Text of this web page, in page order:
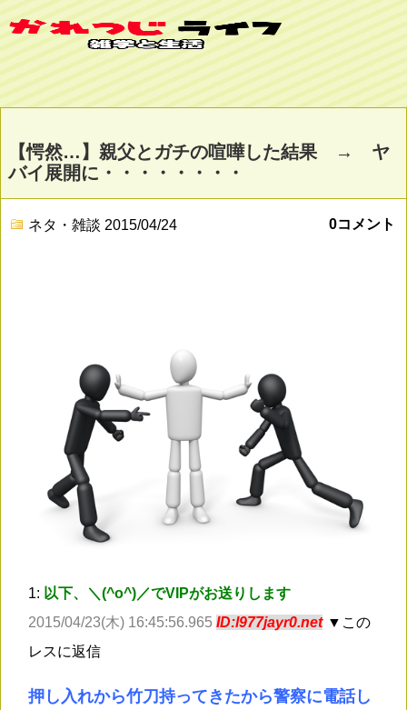
【愕然…】親父とガチの喧嘩した結果 → ヤ
バイ展開に・・・・・・・・
ネタ・雑談 2015/04/24 0コメント
1: 以下、＼(^o^)／でVIPがお送りします
2015/04/23(木) 16:45:56.965 ID:l977jayr0.net ▼この
レスに返信
押し入れから竹刀持ってきたから警察に電話し